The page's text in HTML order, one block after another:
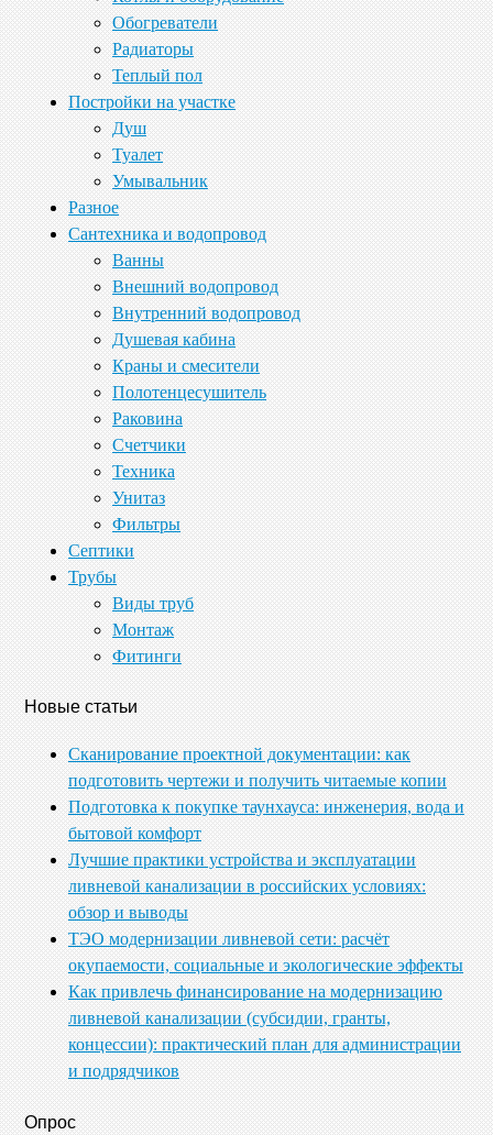
Обогреватели
Радиаторы
Теплый пол
Постройки на участке
Душ
Туалет
Умывальник
Разное
Сантехника и водопровод
Ванны
Внешний водопровод
Внутренний водопровод
Душевая кабина
Краны и смесители
Полотенцесушитель
Раковина
Счетчики
Техника
Унитаз
Фильтры
Септики
Трубы
Виды труб
Монтаж
Фитинги
Новые статьи
Сканирование проектной документации: как
подготовить чертежи и получить читаемые копии
Подготовка к покупке таунхауса: инженерия, вода и
бытовой комфорт
Лучшие практики устройства и эксплуатации
ливневой канализации в российских условиях:
обзор и выводы
ТЭО модернизации ливневой сети: расчёт
окупаемости, социальные и экологические эффекты
Как привлечь финансирование на модернизацию
ливневой канализации (субсидии, гранты,
концессии): практический план для администрации
и подрядчиков
Опрос